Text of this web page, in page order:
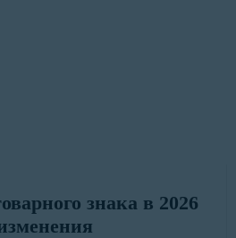
знака в 2026